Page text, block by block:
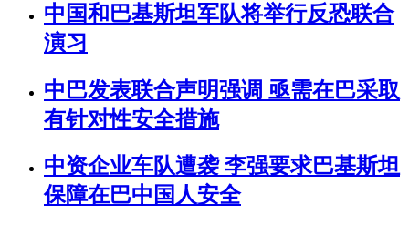
中国和巴基斯坦军队将举行反恐联合
演习
中巴发表联合声明强调 亟需在巴采取
有针对性安全措施
中资企业车队遭袭 李强要求巴基斯坦
保障在巴中国人安全